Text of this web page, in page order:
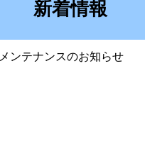
新着情報
ンテナンスのお知らせ